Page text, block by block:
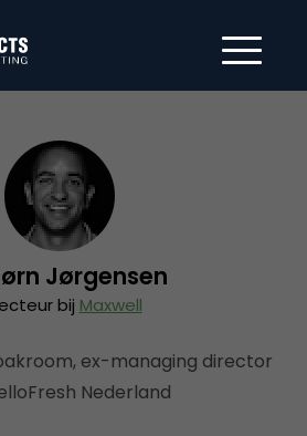
Jørgensen
bij Maxwell
ex-managing director
Nederland